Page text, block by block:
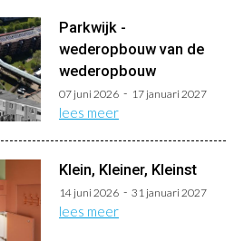
Parkwijk -
wederopbouw van de
wederopbouw
07 juni 2026 17 januari 2027
lees meer
Klein, Kleiner, Kleinst
14 juni 2026 31 januari 2027
lees meer